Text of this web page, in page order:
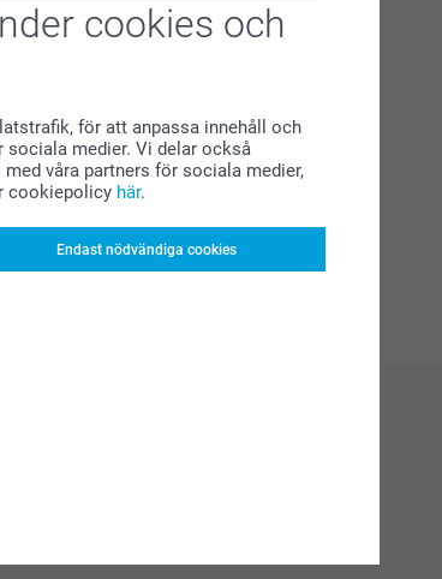
cookies och
för att anpassa innehåll och
medier. Vi delar också
våra partners för sociala medier,
cookiepolicy här.
Endast nödvändiga cookies